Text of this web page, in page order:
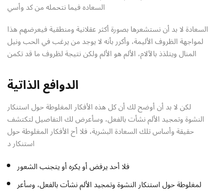
السعاده فيما نتحمله من كد وأسي
السعادة لا بد أن نستشعرها بصورة أكثر عقلانية ومنطقية فيعرضهم هذا
لمواجهة الظروف الأليمة، وأكرر بأنه لا يوجد من يرغب في الحب ونيل
المنال ويتلذذ بالآلام، الألم هو الألم ولكن نتيجة لظروف ما قد تكمن
الدوافع الذاتية
لكن لا بد أن أوضح لك أن كل هذه الأفكار المغلوطة حول استنكار
النشوة وتمجيد الألم نشأت بالفعل، وسأعرض لك التفاصيل لتكتشف
حقيقة وأساس تلك السعادة البشرية، فلا أح الأفكار المغلوطة حول
استنكار د
فلا أحد يرفض أو يكره أو يتجنب الشعور
لمغلوطة حول استنكار النشوة وتمجيد الألم نشأت بالفعل، وسأعر